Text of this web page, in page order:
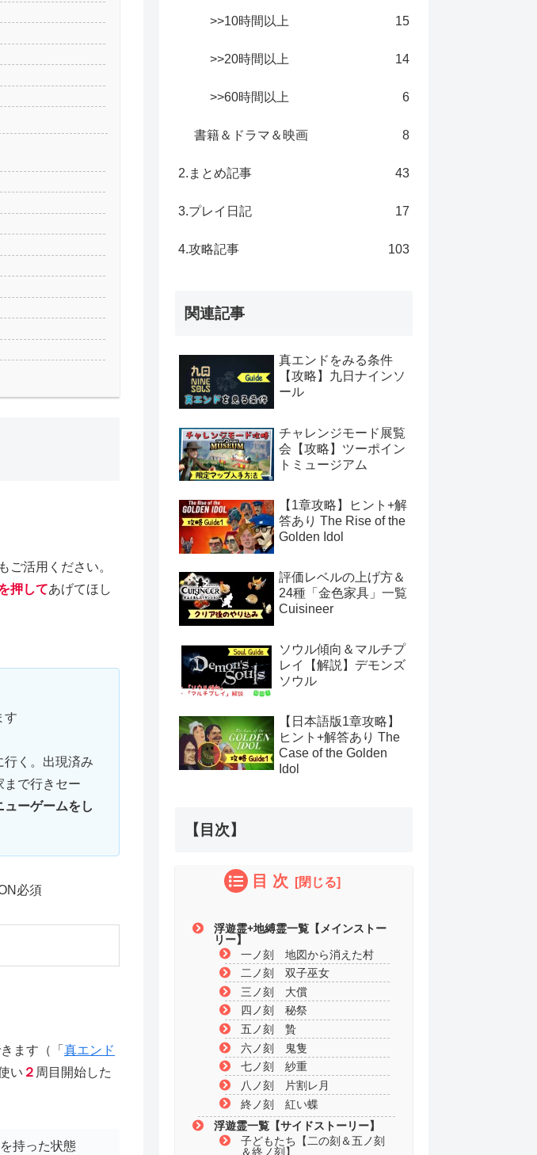
ご活用ください。
押してあげてほし
す
行く。出現済み
まで行きセー
ューゲームを し
必須
ます（「 真エンド
い ２ 周目開始した
持った状態
>>10時間以上 15
>>20時間以上 14
>>60時間以上 6
書籍＆ドラマ＆映画 8
2.まとめ記事 43
3.プレイ日記 17
4.攻略記事 103
関連記事
真エンドをみる条件
【攻略】九日ナインソ
ール
チャレンジモード展覧
会【攻略】ツーポイン
トミュージアム
【1章攻略】ヒント+解
答あり The Rise of the
Golden Idol
評価レベルの上げ方＆
24種「金色家具」一覧
Cuisineer
ソウル傾向＆マルチプ
レイ【解説】デモンズ
ソウル
【日本語版1章攻略】
ヒント+解答あり The
Case of the Golden
Idol
【目次】
目 次
浮遊霊+地縛霊一覧【メインストー
リー】
一ノ刻 地図から消えた村
二ノ刻 双子巫女
三ノ刻 大償
四ノ刻 秘祭
五ノ刻 贄
六ノ刻 鬼隻
七ノ刻 紗重
八ノ刻 片割レ月
終ノ刻 紅い蝶
浮遊霊一覧【サイドストーリー】
子どもたち【二の刻＆五ノ刻
＆終ノ刻】